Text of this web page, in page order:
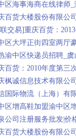
百货大楼股份有限公
交易]重庆百货：
区大坪正街四室两厅
渝中区快递员招聘_
百货：2010年度第三
枫诚信息技术有限公
国际物流（上海）有
区增高鞋加盟渝中区
公司注册服务批发|价
百货大楼股份有限公
渝中区肖杰律师-中顾